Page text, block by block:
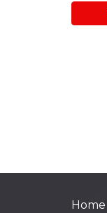
Home